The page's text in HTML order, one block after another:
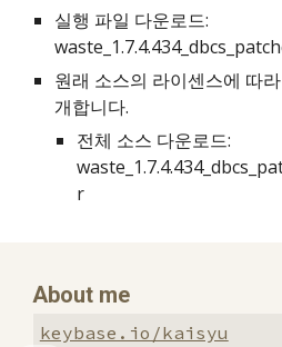
실행 파일 다운로드:
원래 소스의 라이센스에 따
개합니다.
전체 소스 다운로드:
r
About me
keybase.io/kaisyu